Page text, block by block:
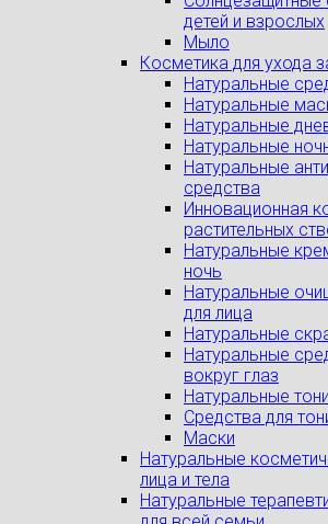
детей и взрослых
Мыло
Косметика для ухода
Натуральные
Натуральные
Натуральные
Натуральные
Натуральные
средства
Инновационная
растительных
Натуральные
ночь
Натуральные
для лица
Натуральные
Натуральные
вокруг глаз
Натуральные
Средства для
Маски
Натуральные
лица и тела
Натуральные